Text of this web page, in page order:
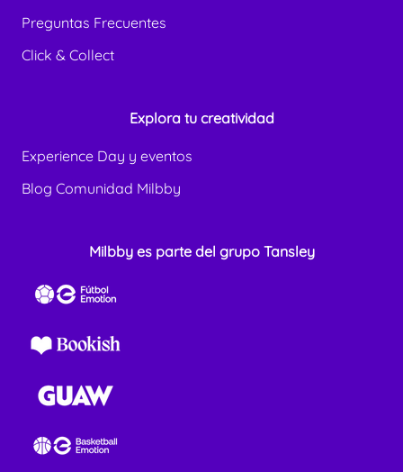
Preguntas Frecuentes
Click & Collect
Explora tu creatividad
Experience Day y eventos
Blog Comunidad Milbby
Milbby es parte del grupo Tansley